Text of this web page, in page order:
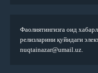
Фаолиятингизга оид
релизларини қуйидаги
nuqtainazar@umail.uz.